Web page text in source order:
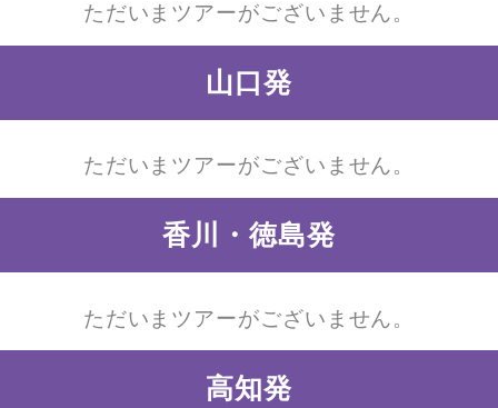
ただいまツアーがございません。
山口発
ただいまツアーがございません。
香川・徳島発
ただいまツアーがございません。
高知発